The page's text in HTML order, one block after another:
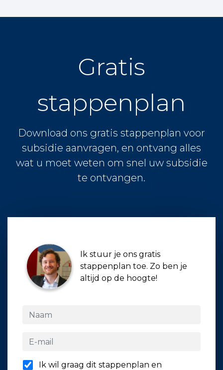
Gratis
stappenplan
Download ons gratis stappenplan voor
subsidie aanvragen, en ontvang alles
wat u moet weten om snel uw subsidie
te ontvangen.
Ik stuur je ons gratis
stappenplan toe. Zo ben je
altijd op de hoogte!
Ik wil graag dit stappenplan en